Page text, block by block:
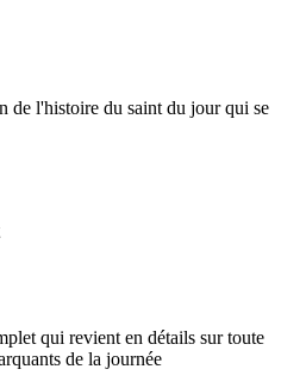
de l'histoire du saint du jour qui se
qui revient en détails sur toute
de la journée